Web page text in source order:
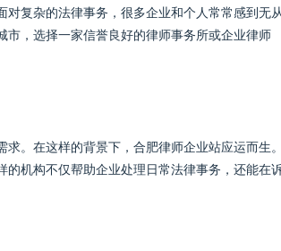
复杂的法律事务，很多企业和个人常常感到无
，选择一家信誉良好的律师事务所或企业律师
。在这样的背景下，合肥律师企业站应运而生
机构不仅帮助企业处理日常法律事务，还能在
的眉眼唇，才是你整张脸的点睛之